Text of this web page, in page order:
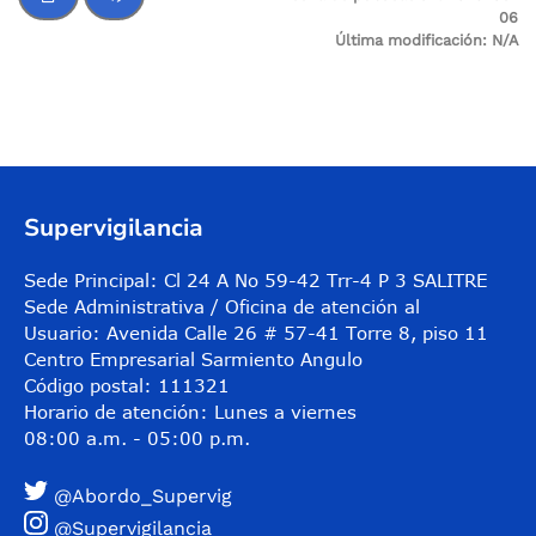
06
Última modificación: N/A
Supervigilancia
Sede Principal: Cl 24 A No 59-42 Trr-4 P 3 SALITRE
Sede Administrativa / Oficina de atención al
Usuario: Avenida Calle 26 # 57-41 Torre 8, piso 11
Centro Empresarial Sarmiento Angulo
Código postal: 111321
Horario de atención: Lunes a viernes
08:00 a.m. - 05:00 p.m.
@Abordo_Supervig
@Supervigilancia